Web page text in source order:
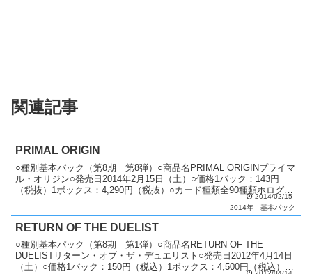
関連記事
PRIMAL ORIGIN
○種別基本パック（第8期 第8弾）○商品名PRIMAL ORIGINプライマ
ル・オリジン○発売日2014年2月15日（土）○価格1パック：143円
（税抜）1ボックス：4,290円（税抜）○カード種類全90種類ホログラ
2014/02/15
2014年
基本パック
RETURN OF THE DUELIST
○種別基本パック（第8期 第1弾）○商品名RETURN OF THE
DUELISTリターン・オブ・ザ・デュエリスト○発売日2012年4月14日
（土）○価格1パック：150円（税込）1ボックス：4,500円（税込）○